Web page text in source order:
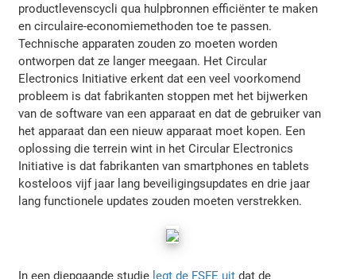
productlevenscycli qua hulpbronnen efficiënter te maken
en circulaire-economiemethoden toe te passen.
Technische apparaten zouden zo moeten worden
ontworpen dat ze langer meegaan. Het Circular
Electronics Initiative erkent dat een veel voorkomend
probleem is dat fabrikanten stoppen met het bijwerken
van de software van een apparaat en dat de gebruiker van
het apparaat dan een nieuw apparaat moet kopen. Een
oplossing die terrein wint in het Circular Electronics
Initiative is dat fabrikanten van smartphones en tablets
kosteloos vijf jaar lang beveiligingsupdates en drie jaar
lang functionele updates zouden moeten verstrekken.
In een diepgaande studie legt de FSFE uit dat de